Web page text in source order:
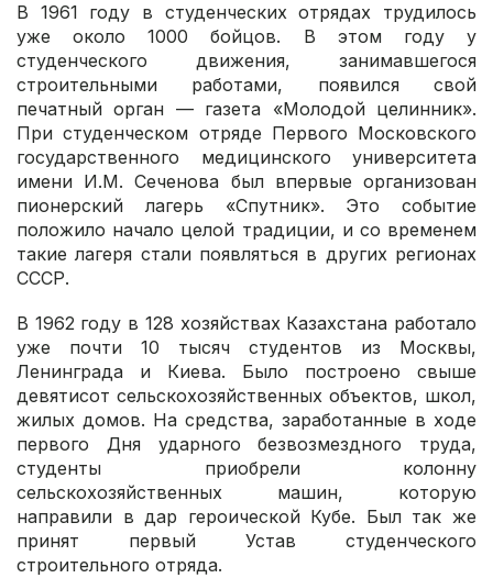
В 1961 году в студенческих отрядах трудилось
уже около 1000 бойцов. В этом году у
студенческого движения, занимавшегося
строительными работами, появился свой
печатный орган — газета «Молодой целинник».
При студенческом отряде Первого Московского
государственного медицинского университета
имени И.М. Сеченова был впервые организован
пионерский лагерь «Спутник». Это событие
положило начало целой традиции, и со временем
такие лагеря стали появляться в других регионах
СССР.
В 1962 году в 128 хозяйствах Казахстана работало
уже почти 10 тысяч студентов из Москвы,
Ленинграда и Киева. Было построено свыше
девятисот сельскохозяйственных объектов, школ,
жилых домов. На средства, заработанные в ходе
первого Дня ударного безвозмездного труда,
студенты приобрели колонну
сельскохозяйственных машин, которую
направили в дар героической Кубе. Был так же
принят первый Устав студенческого
строительного отряда.